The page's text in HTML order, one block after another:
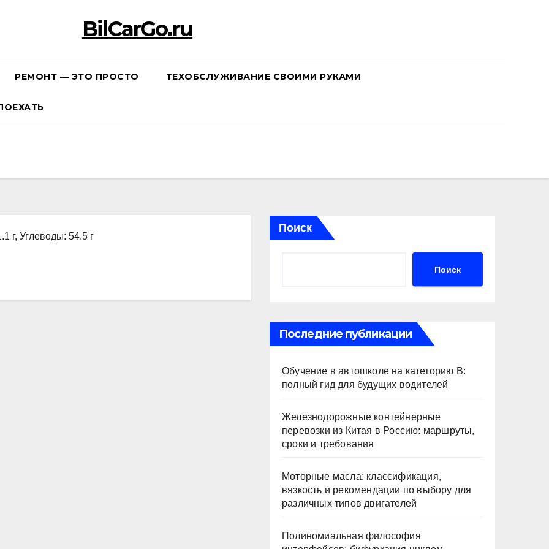
BilCarGo.ru
РЕМОНТ — ЭТО ПРОСТО ТЕХОБСЛУЖИВАНИЕ СВОИМИ РУКАМИ
г, Углеводы: 54.5 г
Поиск
Поиск
Последние публикации
Обучение в автошколе на категорию В:
полный гид для будущих водителей
Железнодорожные контейнерные
перевозки из Китая в Россию: маршруты,
сроки и требования
Моторные масла: классификация,
вязкость и рекомендации по выбору для
различных типов двигателей
Полиномиальная философия